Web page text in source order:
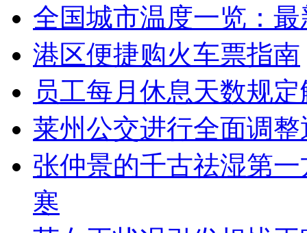
全国城市温度一览：
港区便捷购火车票指南
员工每月休息天数规
莱州公交进行全面调
张仲景的千古祛湿第
寒